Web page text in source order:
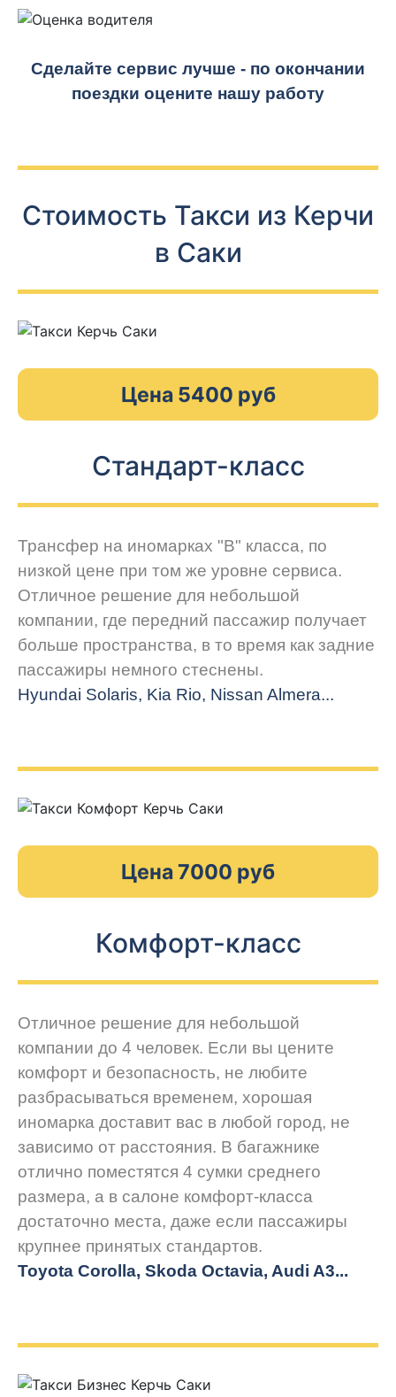
Сделайте сервис лучше - по окончании
поездки оцените нашу работу
Стоимость Такси из Керчи
в Саки
Цена 5400 руб
Стандарт-класс
Трансфер на иномарках "В" класса, по
низкой цене при том же уровне сервиса.
Отличное решение для небольшой
компании, где передний пассажир получает
больше пространства, в то время как задние
пассажиры немного стеснены.
Hyundai Solaris, Kia Rio, Nissan Almera...
Цена 7000 руб
Комфорт-класс
Отличное решение для небольшой
компании до 4 человек. Если вы цените
комфорт и безопасность, не любите
разбрасываться временем, хорошая
иномарка доставит вас в любой город, не
зависимо от расстояния. В багажнике
отлично поместятся 4 сумки среднего
размера, а в салоне комфорт-класса
достаточно места, даже если пассажиры
крупнее принятых стандартов.
Toyota Corolla, Skoda Octavia, Audi A3...